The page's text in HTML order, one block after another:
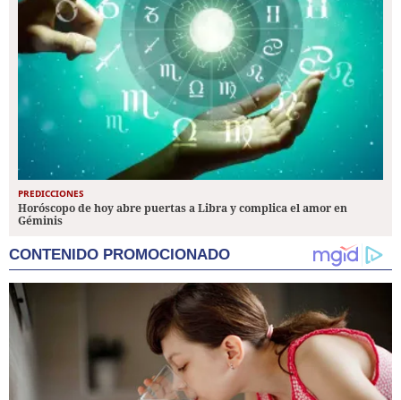
PREDICCIONES
Horóscopo de hoy abre puertas a Libra y complica el amor en
Géminis
CONTENIDO PROMOCIONADO